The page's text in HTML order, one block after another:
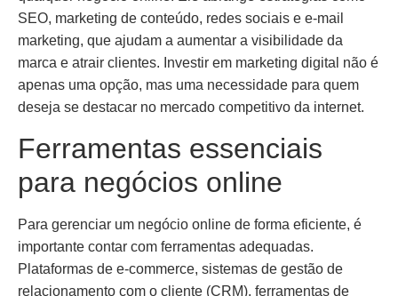
SEO, marketing de conteúdo, redes sociais e e-mail
marketing, que ajudam a aumentar a visibilidade da
marca e atrair clientes. Investir em marketing digital não é
apenas uma opção, mas uma necessidade para quem
deseja se destacar no mercado competitivo da internet.
Ferramentas essenciais
para negócios online
Para gerenciar um negócio online de forma eficiente, é
importante contar com ferramentas adequadas.
Plataformas de e-commerce, sistemas de gestão de
relacionamento com o cliente (CRM), ferramentas de